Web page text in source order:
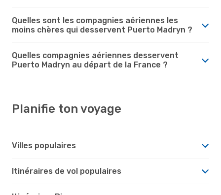
Quelles sont les compagnies aériennes les
moins chères qui desservent Puerto Madryn ?
Quelles compagnies aériennes desservent
Puerto Madryn au départ de la France ?
Planifie ton voyage
Villes populaires
Itinéraires de vol populaires